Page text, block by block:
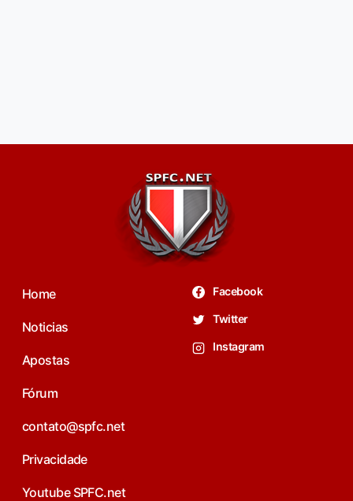
Home
Noticias
Apostas
Fórum
contato@spfc.net
Privacidade
Youtube SPFC.net
Facebook
Twitter
Instagram